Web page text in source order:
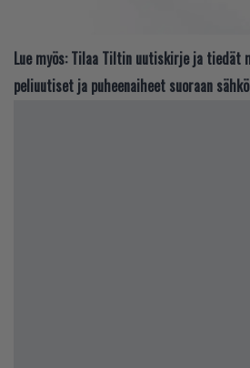
Lue myös: Tilaa Tiltin uutiskirje ja tiedät
peliuutiset ja puheenaiheet suoraan